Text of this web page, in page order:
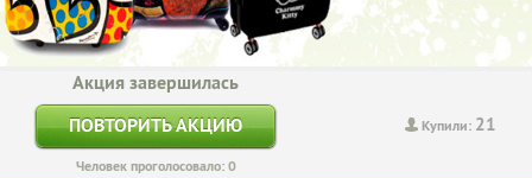
Купили: 21
Акция завершилась
ПОВТОРИТЬ АКЦИЮ
Человек проголосовало: 0